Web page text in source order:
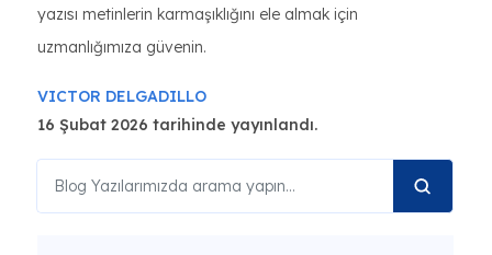
yazısı metinlerin karmaşıklığını ele almak için
uzmanlığımıza güvenin.
VICTOR DELGADILLO
16 Şubat 2026 tarihinde yayınlandı.